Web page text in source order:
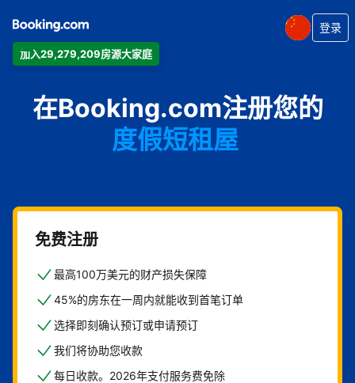
加入29,279,209房源大家庭
登录
在Booking.com注册您的
公寓
酒店
度假短租屋
住宿加早餐旅馆
免费注册
最高100万美元的财产损失保障
45%的房东在一周内就能收到首笔订单
选择即刻确认预订或申请预订
我们将协助您收款
每日收款。2026年支付服务费免除